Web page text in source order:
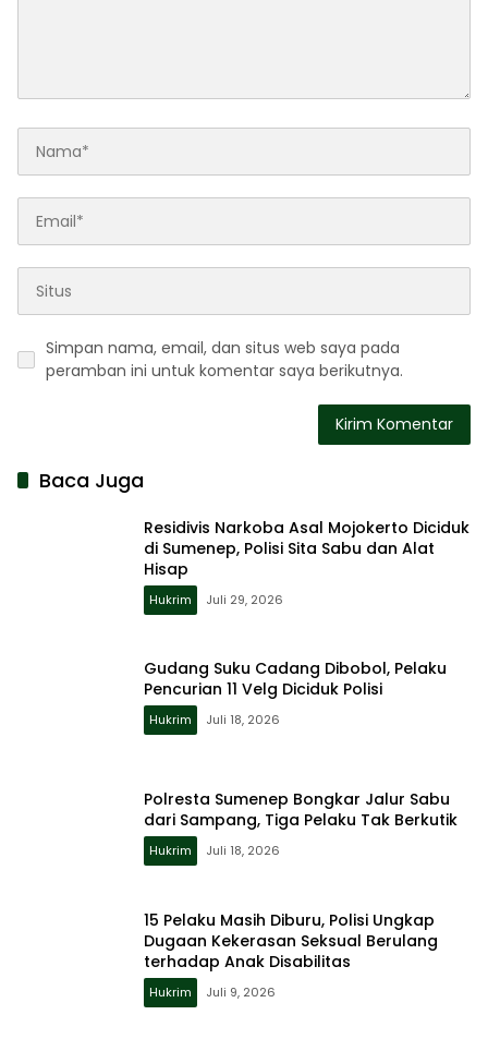
Simpan nama, email, dan situs web saya pada
peramban ini untuk komentar saya berikutnya.
Baca Juga
Residivis Narkoba Asal Mojokerto Diciduk
di Sumenep, Polisi Sita Sabu dan Alat
Hisap
Hukrim Juli 29, 2026
Gudang Suku Cadang Dibobol, Pelaku
Pencurian 11 Velg Diciduk Polisi
Hukrim Juli 18, 2026
Polresta Sumenep Bongkar Jalur Sabu
dari Sampang, Tiga Pelaku Tak Berkutik
Hukrim Juli 18, 2026
15 Pelaku Masih Diburu, Polisi Ungkap
Dugaan Kekerasan Seksual Berulang
terhadap Anak Disabilitas
Hukrim Juli 9, 2026